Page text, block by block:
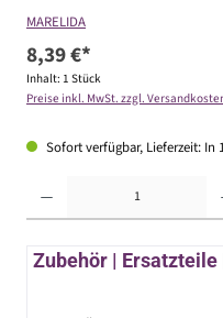
MARELIDA
8,39 €*
Inhalt: 1 Stück
Preise inkl. MwSt. zzgl.
Sofort verfügbar, Lieferzeit: In
Zubehör |